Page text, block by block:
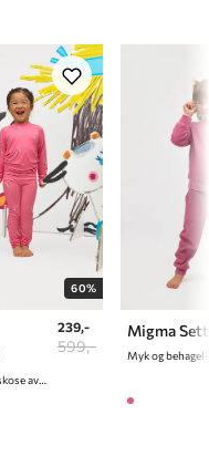
60%
Undertøy i viskose av bambus
239,-
599,-
Migma Sett